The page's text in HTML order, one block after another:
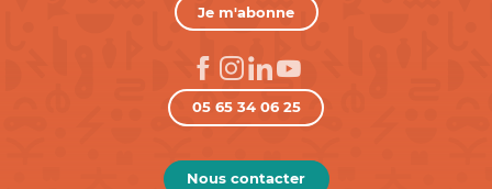
Je m'abonne
05 65 34 06 25
Nous contacter